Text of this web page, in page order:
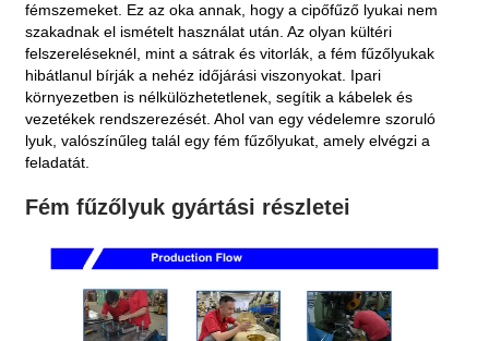
fémszemeket. Ez az oka annak, hogy a cipőfűző lyukai nem
szakadnak el ismételt használat után. Az olyan kültéri
felszereléseknél, mint a sátrak és vitorlák, a fém fűzőlyukak
hibátlanul bírják a nehéz időjárási viszonyokat. Ipari
környezetben is nélkülözhetetlenek, segítik a kábelek és
vezetékek rendszerezését. Ahol van egy védelemre szoruló
lyuk, valószínűleg talál egy fém fűzőlyukat, amely elvégzi a
feladatát.
Fém fűzőlyuk gyártási részletei